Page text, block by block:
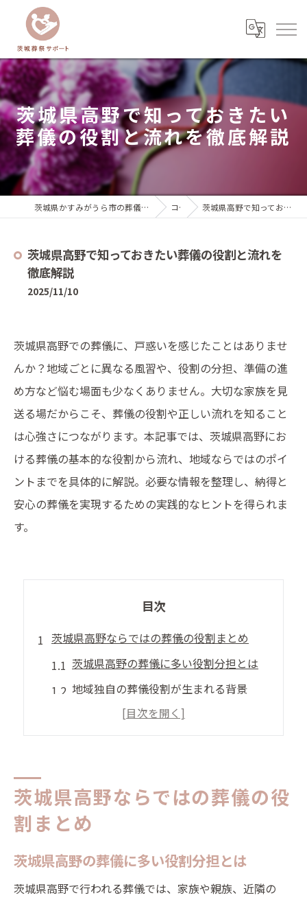
茨城県高野で知っておきたい
葬儀の役割と流れを徹底解説
茨城県かすみがうら市の葬儀なら茨城葬祭サポート『いばサポのお葬式』 コラム 茨城県高野で知っておきたい葬儀の役割と流れを徹底解説
茨城県高野で知っておきたい葬儀の役割と流れを
徹底解説
2025/11/10
茨城県高野での葬儀に、戸惑いを感じたことはありませ
んか？地域ごとに異なる風習や、役割の分担、準備の進
め方など悩む場面も少なくありません。大切な家族を見
送る場だからこそ、葬儀の役割や正しい流れを知ること
は心強さにつながります。本記事では、茨城県高野にお
ける葬儀の基本的な役割から流れ、地域ならではのポイ
ントまでを具体的に解説。必要な情報を整理し、納得と
安心の葬儀を実現するための実践的なヒントを得られま
す。
目次
茨城県高野ならではの葬儀の役割まとめ
茨城県高野の葬儀に多い役割分担とは
地域独自の葬儀役割が生まれる背景
葬儀で家族が果たす主な責任と流れ
葬儀に必要な流れと地域の特徴を解説
葬儀の流れを分かりやすく整理する方法
地域特有の葬儀準備と進行のポイント
葬儀役割ごとの具体的な流れと注意点
茨城県高野ならではの葬儀の役
割まとめ
茨城県高野の葬儀に多い役割分担とは
茨城県高野で行われる葬儀では、家族や親族、近隣の